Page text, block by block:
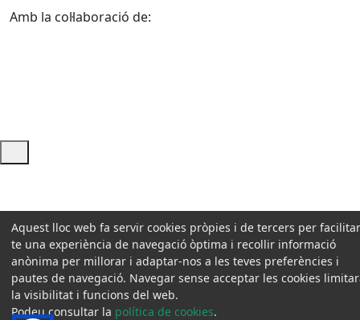
Amb la col·laboració de:
Ajuda i accés ràpid
Aquest lloc web fa servir cookies pròpies i de tercers per
te una experiència de navegació òptima i recollir informació
anònima per millorar i adaptar-nos a les teves preferències i
pautes de navegació. Navegar sense acceptar les cookies
la visibilitat i funcions del web.
Podeu consultar la política de cookies.